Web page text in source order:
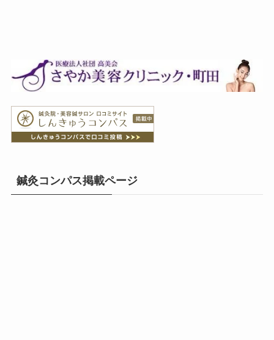
鍼灸コンパス掲載ページ